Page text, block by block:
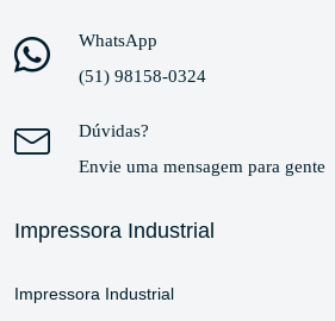
WhatsApp
(51) 98158-0324
Dúvidas?
Envie uma mensagem para gente
Impressora Industrial
Impressora Industrial